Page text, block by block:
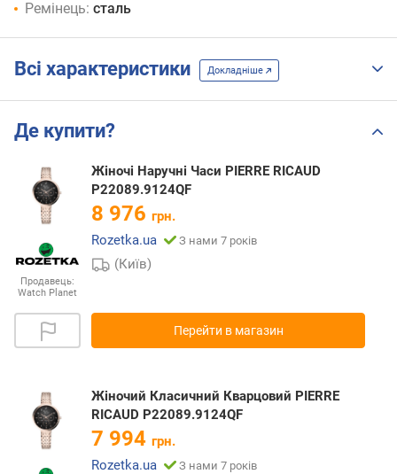
Ремінець: сталь
Всі характеристики Докладніше
Де купити?
Продавець:
Watch Planet
Жіночі Наручні Часи PIERRE RICAUD
P22089.9124QF
8 976 грн.
Rozetka.ua
З нами 7 років
(Київ)
Перейти в магазин
Жіночий Класичний Кварцовий PIERRE
RICAUD P22089.9124QF
7 994 грн.
Rozetka.ua
З нами 7 років